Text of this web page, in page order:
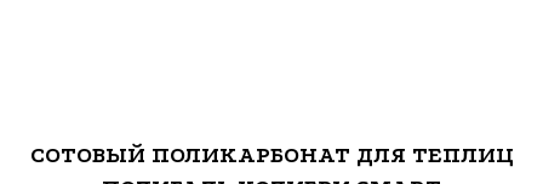
СОТОВЫЙ ПОЛИКАРБОНАТ ДЛЯ ТЕПЛИЦ